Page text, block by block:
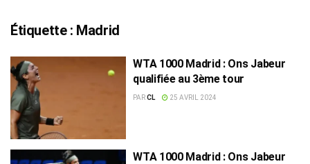
Étiquette : Madrid
WTA 1000 Madrid : Ons Jabeur
qualifiée au 3ème tour
PARCL 25 AVRIL 2024
WTA 1000 Madrid : Ons Jabeur